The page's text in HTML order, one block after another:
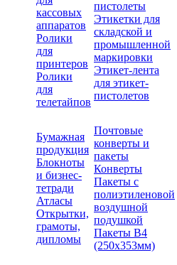
кассовых
аппаратов
Ролики
для
принтеров
Ролики
для
телетайпов
пистолеты
Этикетки для
складской и
промышленной
маркировки
Этикет-лента
для этикет-
пистолетов
Бумажная
продукция
Блокноты
и бизнес-
тетради
Атласы
Открытки,
грамоты,
дипломы
Почтовые
конверты и
пакеты
Конверты
Пакеты с
полиэтиленовой
воздушной
подушкой
Пакеты В4
(250х353мм)